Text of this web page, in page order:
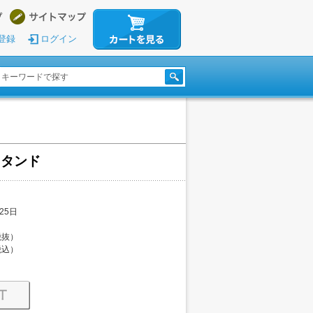
録 ログイン
ンド
日
）
）